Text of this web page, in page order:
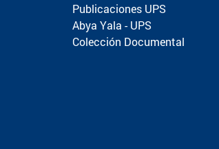
Publicaciones UPS
Abya Yala - UPS
Colección Documental